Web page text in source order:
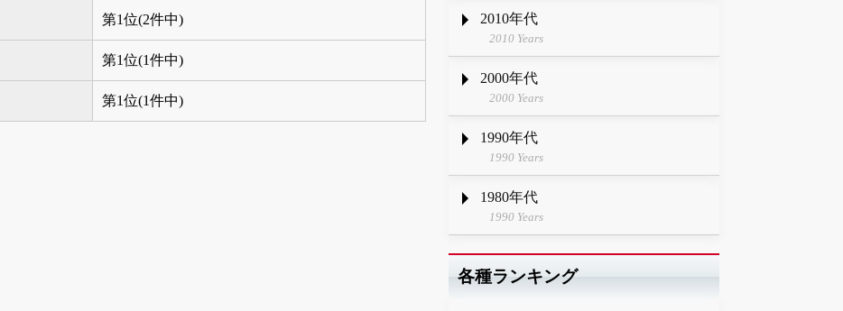
第1位(2件中)
第1位(1件中)
第1位(1件中)
2010年代
2010 Years
2000年代
2000 Years
1990年代
1990 Years
1980年代
1990 Years
各種ランキング